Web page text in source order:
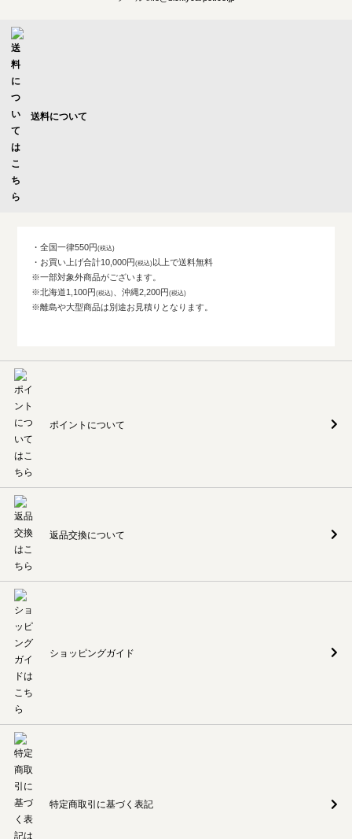
送料について
・全国一律550円
・お買い上げ合計10,000円
以上で送料無料
※一部対象外商品がございます。
※北海道1,100円
、沖縄2,200円
※離島や大型商品は別途お見積りとなります。
ポイントについて
返品交換について
ショッピングガイド
特定商取引に基づく表記